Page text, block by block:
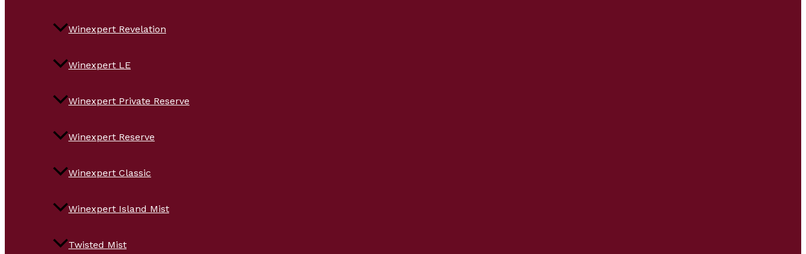
Winexpert Revelation
Winexpert LE
Winexpert Private Reserve
Winexpert Reserve
Winexpert Classic
Winexpert Island Mist
Twisted Mist